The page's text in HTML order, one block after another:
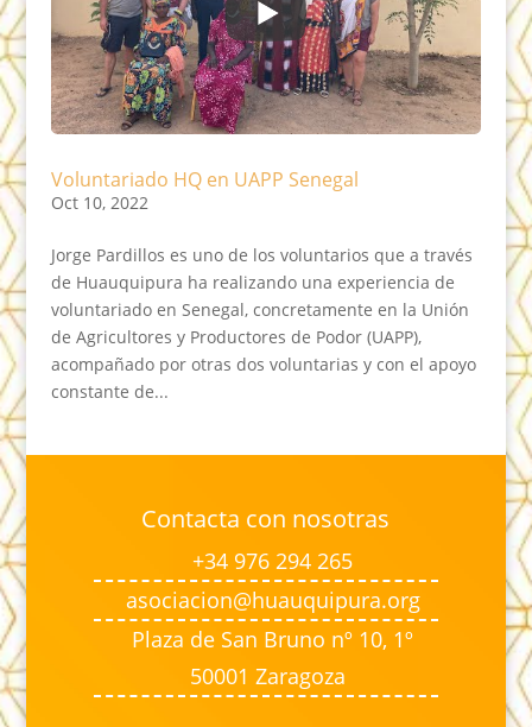
Voluntariado HQ en UAPP Senegal
Oct 10, 2022
Jorge Pardillos es uno de los voluntarios que a través
de Huauquipura ha realizando una experiencia de
voluntariado en Senegal, concretamente en la Unión
de Agricultores y Productores de Podor (UAPP),
acompañado por otras dos voluntarias y con el apoyo
constante de...
Contacta con nosotras
+34 976 294 265
asociacion@huauquipura.org
Plaza de San Bruno nº 10, 1º
50001 Zaragoza